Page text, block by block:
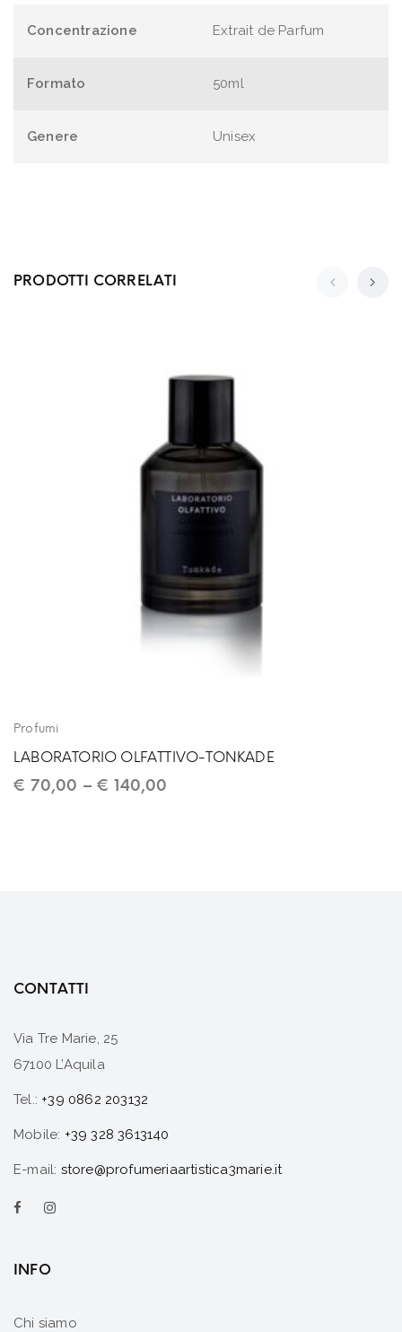
Concentrazione Extrait de Parfum
Formato 50ml
Genere Unisex
PRODOTTI CORRELATI
Profumi
LABORATORIO OLFATTIVO-TONKADE
€ 70,00 –€ 140,00
CONTATTI
Via Tre Marie, 25
67100 L’Aquila
Tel.: +39 0862 203132
Mobile: +39 328 3613140
E-mail: store@profumeriaartistica3marie.it
INFO
Chi siamo